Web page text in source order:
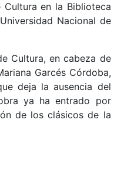
en la Biblioteca
Nacional de
Cultura, en cabeza de
Garcés Córdoba,
deja la ausencia del
ya ha entrado por
de los clásicos de la